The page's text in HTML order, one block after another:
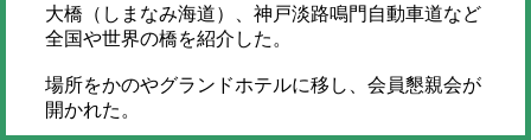
大橋（しまなみ海道）、神戸淡路鳴門自動車道など
全国や世界の橋を紹介した。
場所をかのやグランドホテルに移し、会員懇親会が
開かれた。